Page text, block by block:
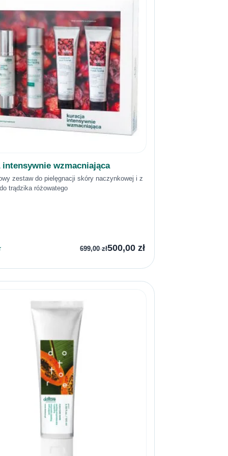
intensywnie wzmacniająca
zestaw do pielęgnacji skóry naczynkowej i z
trądzika różowatego
699,00zł500,00zł